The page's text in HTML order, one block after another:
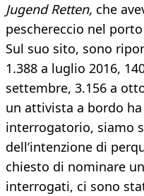
Jugend Retten, che
peschereccio nel
Sul suo sito, sono
1.388 a luglio 2016,
settembre, 3.156 a
un attivista a bordo
interrogatorio, siamo
dell’intenzione di
chiesto di nominare
interrogati, ci sono